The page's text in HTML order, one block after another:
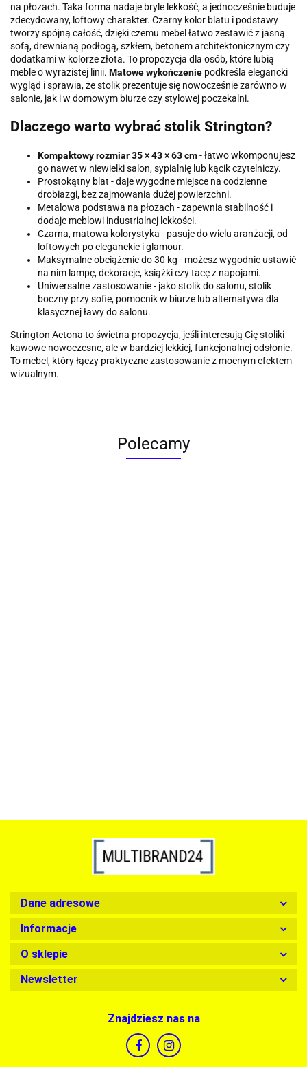
na płozach. Taka forma nadaje bryle lekkość, a jednocześnie buduje
zdecydowany, loftowy charakter. Czarny kolor blatu i podstawy
tworzy spójną całość, dzięki czemu mebel łatwo zestawić z jasną
sofą, drewnianą podłogą, szkłem, betonem architektonicznym czy
dodatkami w kolorze złota. To propozycja dla osób, które lubią
meble o wyrazistej linii. Matowe wykończenie podkreśla elegancki
wygląd i sprawia, że stolik prezentuje się nowocześnie zarówno w
salonie, jak i w domowym biurze czy stylowej poczekalni.
Dlaczego warto wybrać stolik Strington?
Kompaktowy rozmiar 35 × 43 × 63 cm- łatwo wkomponujesz
go nawet w niewielki salon, sypialnię lub kącik czytelniczy.
Prostokątny blat - daje wygodne miejsce na codzienne
drobiazgi, bez zajmowania dużej powierzchni.
Metalowa podstawa na płozach - zapewnia stabilność i
dodaje meblowi industrialnej lekkości.
Czarna, matowa kolorystyka - pasuje do wielu aranżacji, od
loftowych po eleganckie i glamour.
Maksymalne obciążenie do 30 kg - możesz wygodnie ustawić
na nim lampę, dekoracje, książki czy tacę z napojami.
Uniwersalne zastosowanie - jako stolik do salonu, stolik
boczny przy sofie, pomocnik w biurze lub alternatywa dla
klasycznej ławy do salonu.
Strington Actona to świetna propozycja, jeśli interesują Cię stoliki
kawowe nowoczesne, ale w bardziej lekkiej, funkcjonalnej odsłonie.
To mebel, który łączy praktyczne zastosowanie z mocnym efektem
wizualnym.
Polecamy
Dane adresowe
Informacje
O sklepie
Newsletter
Znajdziesz nas na